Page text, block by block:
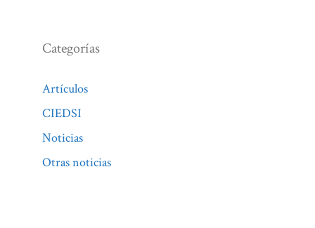
Categorías
Artículos
CIEDSI
Noticias
Otras noticias